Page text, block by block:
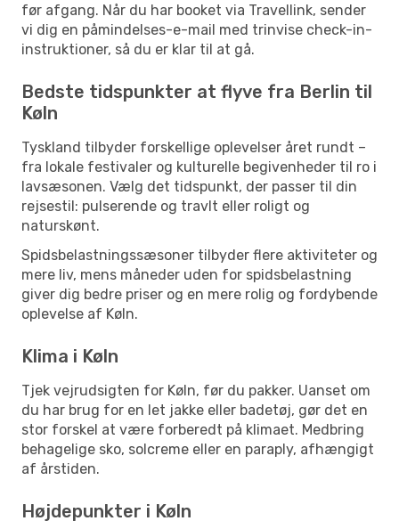
før afgang. Når du har booket via Travellink, sender
vi dig en påmindelses-e-mail med trinvise check-in-
instruktioner, så du er klar til at gå.
Bedste tidspunkter at flyve fra Berlin til
Køln
Tyskland tilbyder forskellige oplevelser året rundt –
fra lokale festivaler og kulturelle begivenheder til ro i
lavsæsonen. Vælg det tidspunkt, der passer til din
rejsestil: pulserende og travlt eller roligt og
naturskønt.
Spidsbelastningssæsoner tilbyder flere aktiviteter og
mere liv, mens måneder uden for spidsbelastning
giver dig bedre priser og en mere rolig og fordybende
oplevelse af Køln.
Klima i Køln
Tjek vejrudsigten for Køln, før du pakker. Uanset om
du har brug for en let jakke eller badetøj, gør det en
stor forskel at være forberedt på klimaet. Medbring
behagelige sko, solcreme eller en paraply, afhængigt
af årstiden.
Højdepunkter i Køln